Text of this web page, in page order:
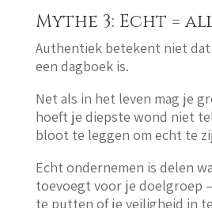
Mythe 3: Echt =
Authentiek betekent niet dat
een dagboek is.
Net als in het leven mag je
hoeft je diepste wond niet
bloot te leggen om echt te
Echt ondernemen is delen
toevoegt voor je doelgroep
te putten of je veiligheid in